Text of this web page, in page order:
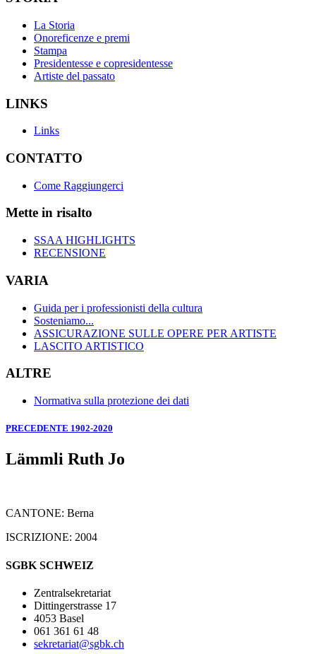
La Storia
Onoreficenze e premi
Stampa
Presidentesse e copresidentesse
Artiste del passato
LINKS
Links
CONTATTO
Come Raggiungerci
Mette in risalto
SSAA HIGHLIGHTS
RECENSIONE
VARIA
Guida per i professionisti della cultura
Sosteniamo...
ASSICURAZIONE SULLE OPERE PER ARTISTE
LASCITO ARTISTICO
ALTRE
Normativa sulla protezione dei dati
PRECEDENTE 1902-2020
Lämmli Ruth Jo
CANTONE: Berna
ISCRIZIONE: 2004
SGBK SCHWEIZ
Zentralsekretariat
Dittingerstrasse 17
4053 Basel
061 361 61 48
sekretariat@sgbk.ch